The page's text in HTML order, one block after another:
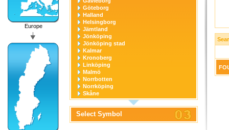
Europe
Göteborg
Halland
Helsingborg
Jämtland
Jönköping
Jönköping stad
Kalmar
Kronoberg
Linköping
Malmö
Norrbotten
Norrköping
Skåne
Stockholm
Stockholm stad
Södermanland
Uppsala
Select Symbol